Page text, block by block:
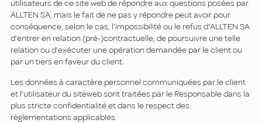
utilisateurs de ce site web de répondre aux questions posées par
ALLTEN SA, mais le fait de ne pas y répondre peut avoir pour
conséquence, selon le cas, l’impossibilité ou le refus d’ALLTEN SA
d’entrer en relation (pré-)contractuelle, de poursuivre une telle
relation ou d’exécuter une opération demandée par le client ou
par un tiers en faveur du client.
Les données à caractère personnel communiquées par le client
et l’utilisateur du siteweb sont traitées par le Responsable dans la
plus stricte confidentialité et dans le respect des
règlementations applicables.